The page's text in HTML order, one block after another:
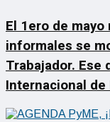
El 1ero de
informales se
Trabajador. Ese
Internacional de